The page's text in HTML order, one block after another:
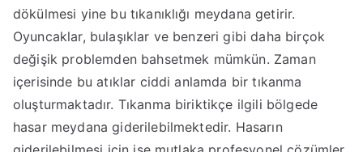
dökülmesi yine bu tıkanıklığı meydana getirir.
Oyuncaklar, bulaşıklar ve benzeri gibi daha birçok
değişik problemden bahsetmek mümkün. Zaman
içerisinde bu atıklar ciddi anlamda bir tıkanma
oluşturmaktadır. Tıkanma biriktikçe ilgili bölgede
hasar meydana giderilebilmektedir. Hasarın